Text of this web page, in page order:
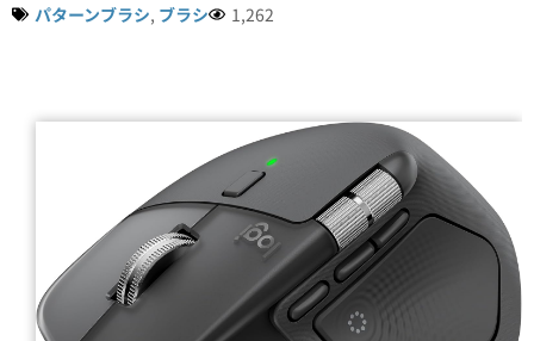
パターンブラシ, ブラシ 1,262